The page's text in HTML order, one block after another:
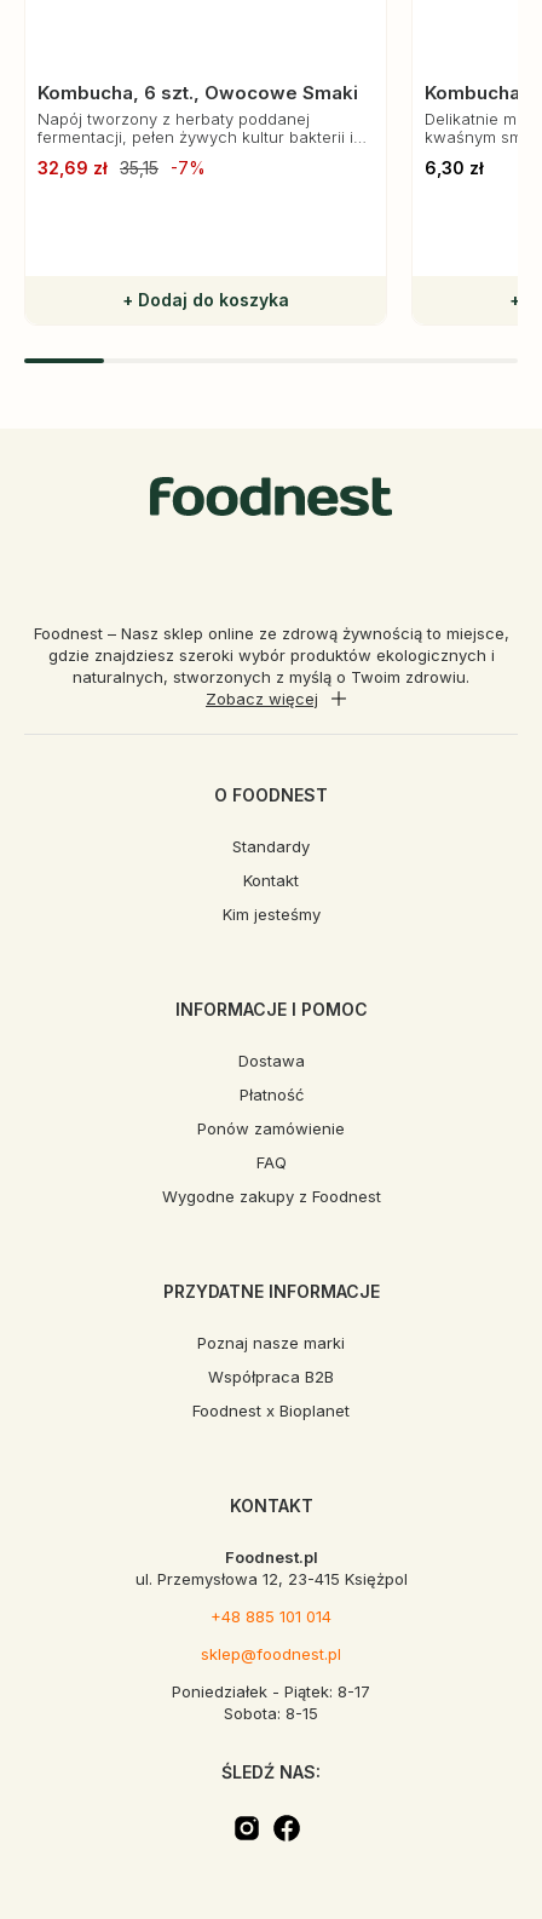
Kombucha, 6 szt., Owocowe Smaki
Napój tworzony z herbaty poddanej
fermentacji, pełen żywych kultur bakterii i
probiotycznie.
32,69 zł 35,15 -7%
+ Dodaj do koszyka
Kombucha
Delikatnie
kwaśnym
Napój posiada
6,30 zł
+
Foodnest – Nasz sklep online ze zdrową żywnością to miejsce,
gdzie znajdziesz szeroki wybór produktów ekologicznych i
naturalnych, stworzonych z myślą o Twoim zdrowiu.
Zobacz więcej
O FOODNEST
Standardy
Kontakt
Kim jesteśmy
INFORMACJE I POMOC
Dostawa
Płatność
Ponów zamówienie
FAQ
Wygodne zakupy z Foodnest
PRZYDATNE INFORMACJE
Poznaj nasze marki
Współpraca B2B
Foodnest x Bioplanet
KONTAKT
Foodnest.pl
ul. Przemysłowa 12, 23-415 Księżpol
+48 885 101 014
sklep@foodnest.pl
Poniedziałek - Piątek: 8-17
Sobota: 8-15
ŚLEDŹ NAS: